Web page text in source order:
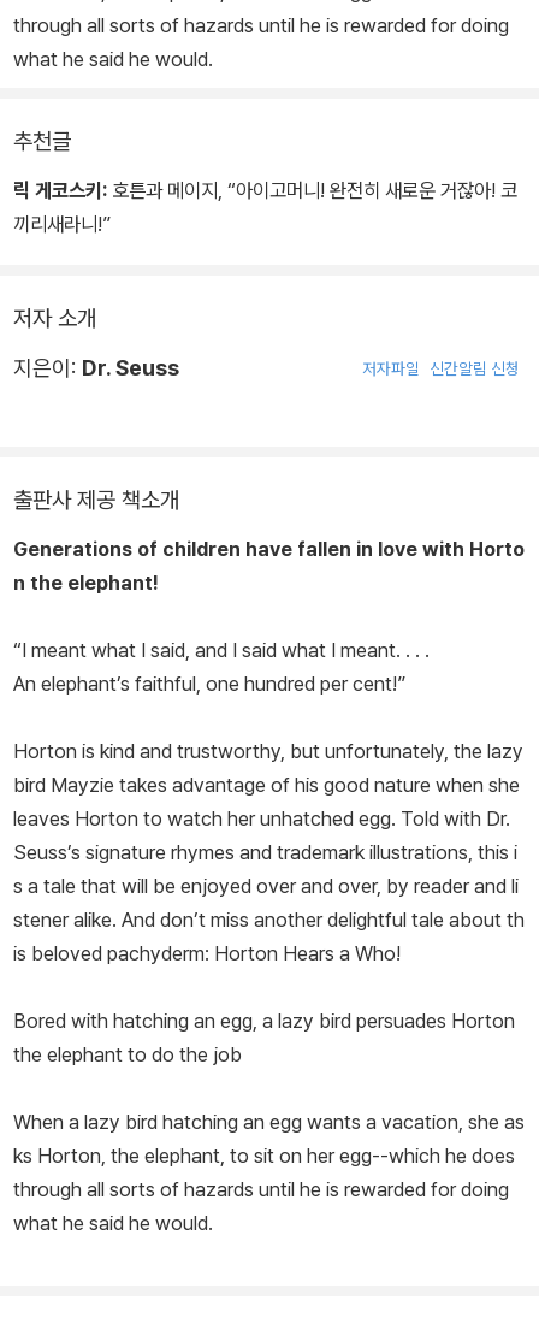
through all sorts of hazards until he is rewarded for doing
what he said he would.
추천글
릭 게코스키: 호튼과 메이지, “아이고머니! 완전히 새로운 거잖아! 코
끼리새라니!”
저자 소개
지은이: Dr. Seuss 저자파일 신간알림 신청
출판사 제공 책소개
Generations of children have fallen in love with Horto
n the elephant!
“I meant what I said, and I said what I meant. . . .
An elephant’s faithful, one hundred per cent!”
Horton is kind and trustworthy, but unfortunately, the lazy
bird Mayzie takes advantage of his good nature when she
leaves Horton to watch her unhatched egg. Told with Dr.
Seuss’s signature rhymes and trademark illustrations, this i
s a tale that will be enjoyed over and over, by reader and li
stener alike. And don’t miss another delightful tale about th
is beloved pachyderm: Horton Hears a Who!
Bored with hatching an egg, a lazy bird persuades Horton
the elephant to do the job
When a lazy bird hatching an egg wants a vacation, she as
ks Horton, the elephant, to sit on her egg--which he does
through all sorts of hazards until he is rewarded for doing
what he said he would.